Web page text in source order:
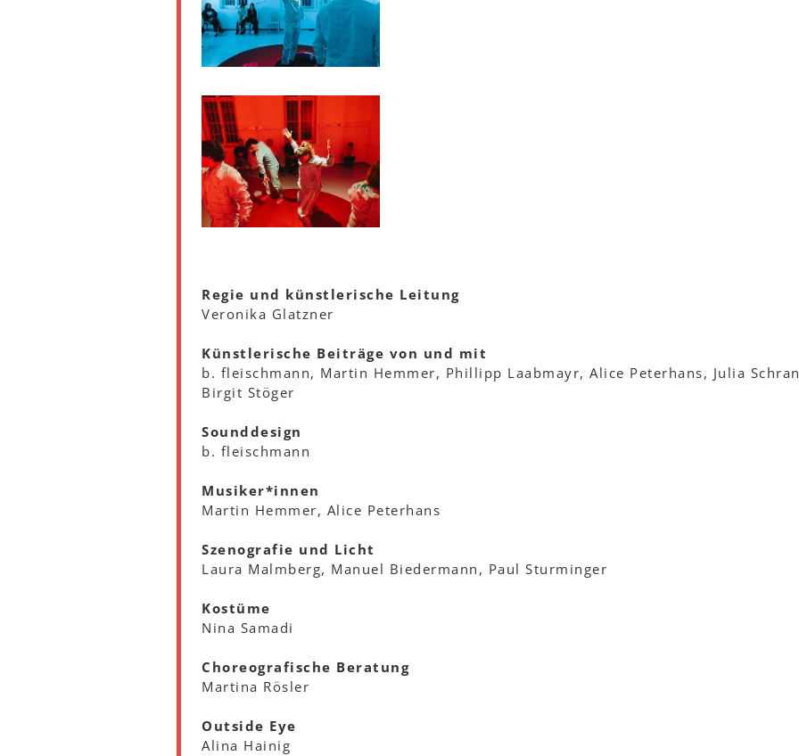
Regie und künstlerische Leitung
Veronika Glatzner
Künstlerische Beiträge von und mit
b. fleischmann, Martin Hemmer, Phillipp Laabmayr, Alice Peterhans, Julia
Birgit Stöger
Sounddesign
b. fleischmann
Musiker*innen
Martin Hemmer, Alice Peterhans
Szenografie und Licht
Laura Malmberg, Manuel Biedermann, Paul Sturminger
Kostüme
Nina Samadi
Choreografische Beratung
Martina Rösler
Outside Eye
Alina Hainig